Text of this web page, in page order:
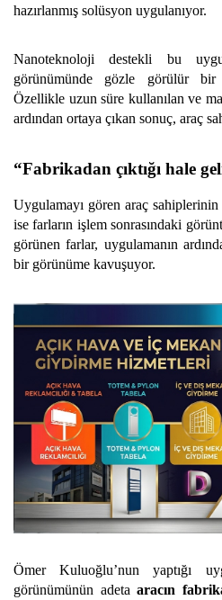
hazırlanmış solüsyon uygulanıyor.
Nanoteknoloji destekli bu
görünümünde gözle görülür
Özellikle uzun süre kullanılan ve
ardından ortaya çıkan sonuç, araç
“Fabrikadan çıktığı hale
Uygulamayı gören araç
ise farların işlem sonrasındaki
görünen farlar, uygulamanın
bir görünüme kavuşuyor.
Ömer Kuluoğlu’nun yaptığı
görünümünün adetaaracın